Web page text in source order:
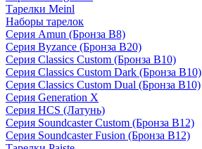
Тарелки Meinl
Наборы тарелок
Серия Amun (Бронза B8)
Серия Byzance (Бронза B20)
Серия Classics Custom (Бронза B10)
Серия Classics Custom Dark (Бронза B10)
Серия Classics Custom Dual (Бронза B10)
Серия Generation X
Серия HCS (Латунь)
Серия Soundcaster Custom (Бронза B12)
Серия Soundcaster Fusion (Бронза B12)